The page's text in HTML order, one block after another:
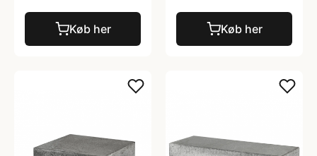
Køb her Køb her